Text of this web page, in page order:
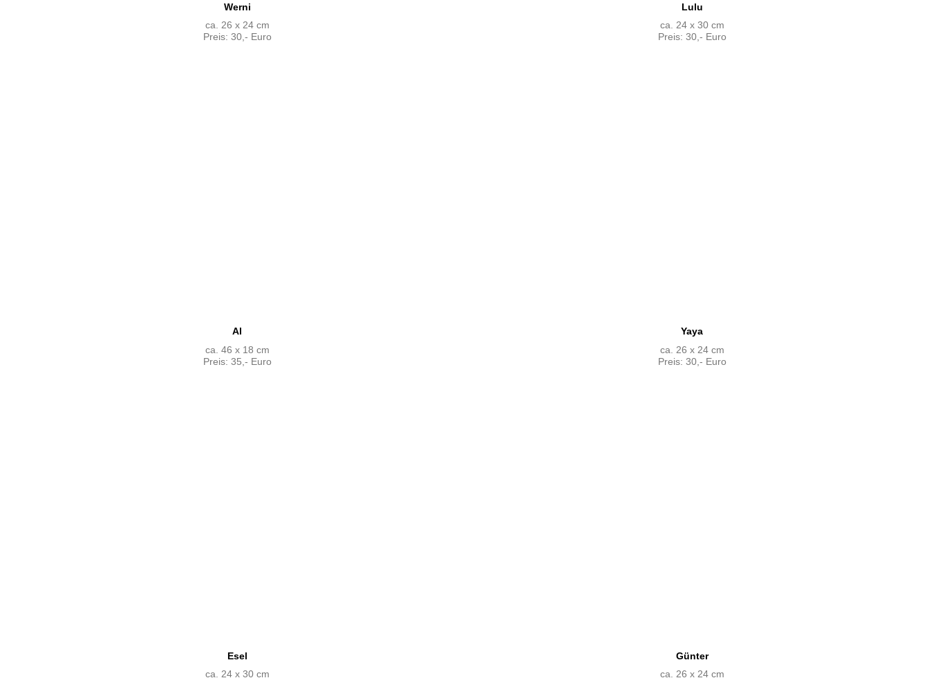
Werni
ca. 26 x 24 cm
Preis: 30,- Euro
Al
ca. 46 x 18 cm
Preis: 35,- Euro
Esel
ca. 24 x 30 cm
Lulu
ca. 24 x 30 cm
Preis: 30,- Euro
Yaya
ca. 26 x 24 cm
Preis: 30,- Euro
Günter
ca. 26 x 24 cm